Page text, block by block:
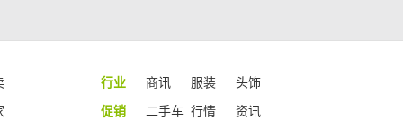
行业 商讯 服装
头饰
促销 二手车 行情 资讯